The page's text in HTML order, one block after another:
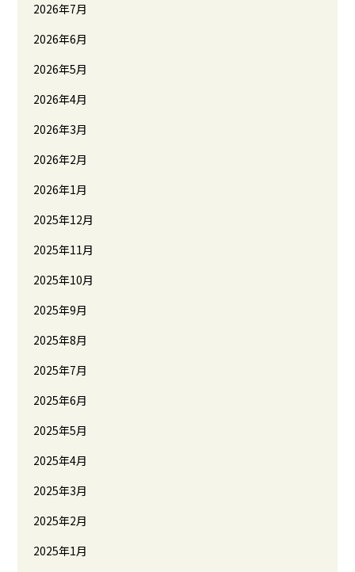
2026年7月
2026年6月
2026年5月
2026年4月
2026年3月
2026年2月
2026年1月
2025年12月
2025年11月
2025年10月
2025年9月
2025年8月
2025年7月
2025年6月
2025年5月
2025年4月
2025年3月
2025年2月
2025年1月